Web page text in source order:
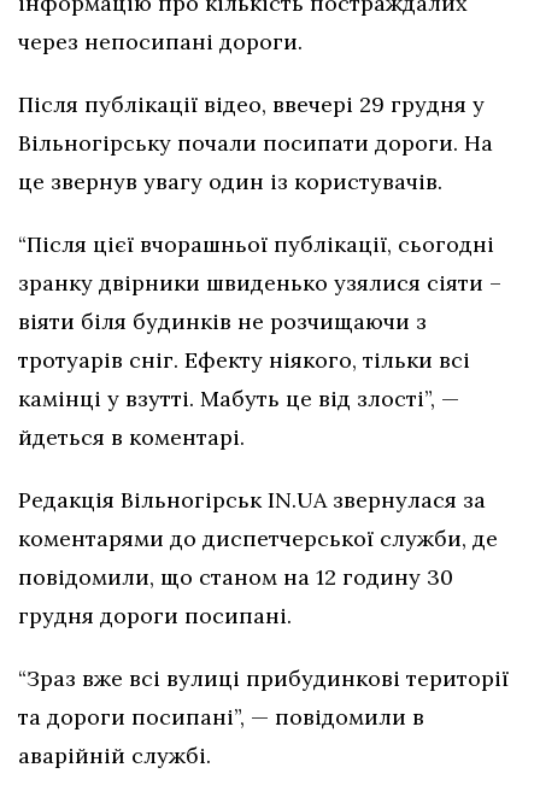
через непосипані дороги.
Після публікації відео, ввечері 29 грудня у
Вільногірську почали посипати дороги. На
це звернув увагу один із користувачів.
“Після цієї вчорашньої публікації, сьогодні
зранку двірники швиденько узялися сіяти –
віяти біля будинків не розчищаючи з
тротуарів сніг. Ефекту ніякого, тільки всі
камінці у взутті. Мабуть це від злості”, —
йдеться в коментарі.
Редакція Вільногірськ IN.UA звернулася за
коментарями до диспетчерської служби, де
повідомили, що станом на 12 годину 30
грудня дороги посипані.
“Зраз вже всі вулиці прибудинкові території
та дороги посипані”, — повідомили в
аварійній службі.